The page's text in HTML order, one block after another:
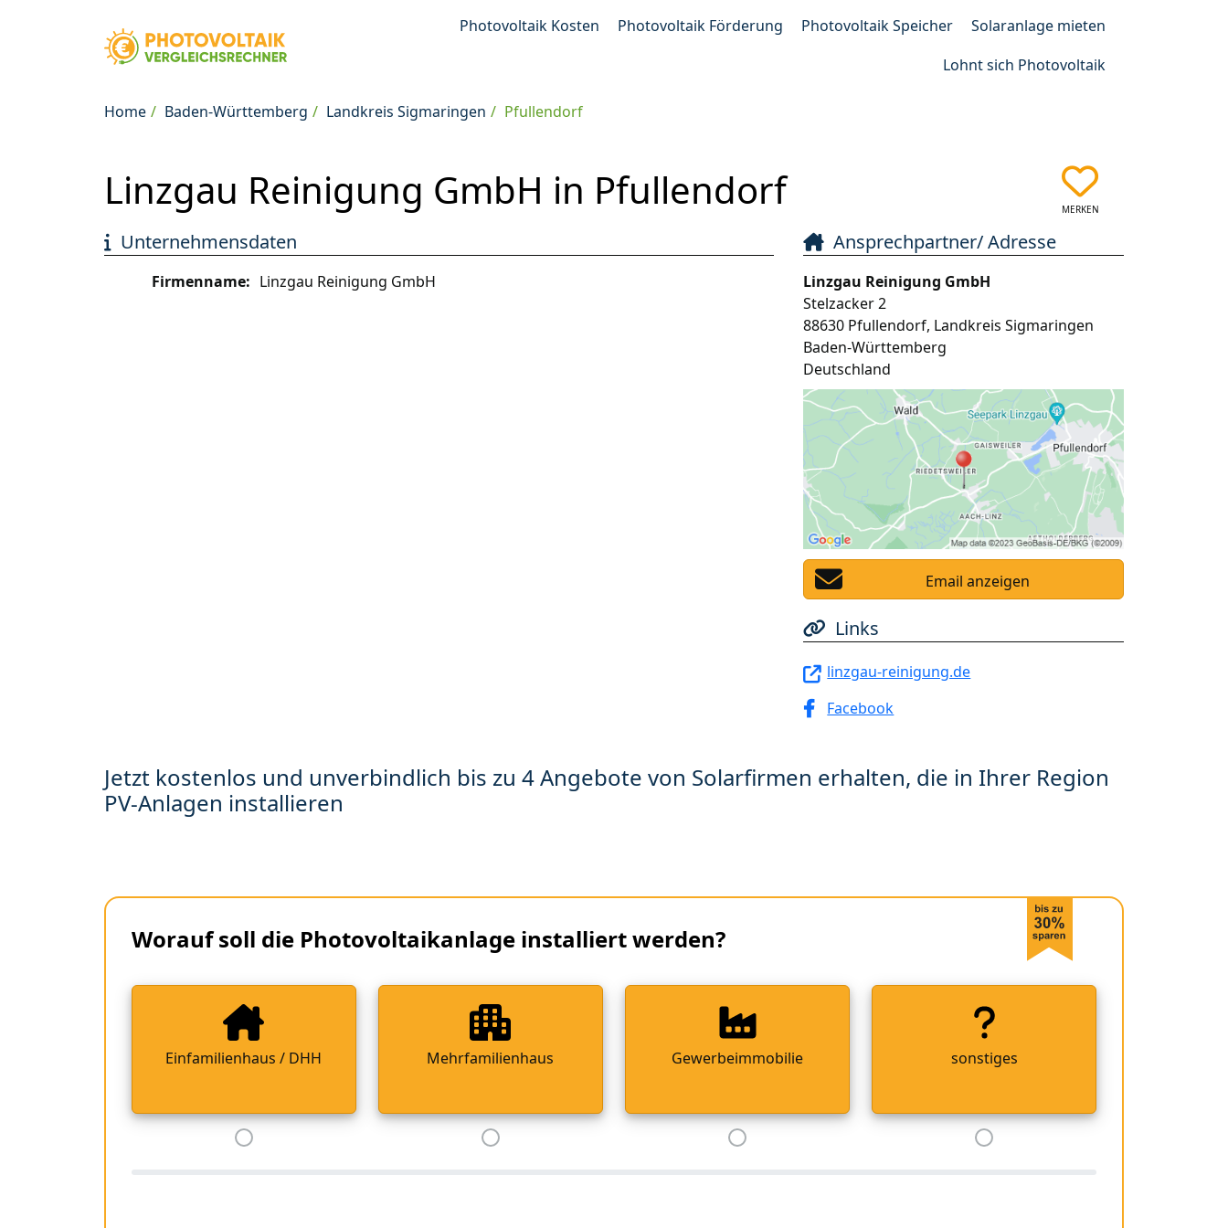
Photovoltaik Kosten Photovoltaik Förderung Photovoltaik Speicher
Solaranlage mieten
Lohnt sich Photovoltaik
Home Baden-Württemberg Landkreis Sigmaringen Pfullendorf
Linzgau Reinigung GmbH in Pfullendorf MERKEN
Unternehmensdaten
Firmenname: Linzgau Reinigung GmbH
Ansprechpartner/ Adresse
Linzgau Reinigung GmbH
Stelzacker 2
88630 Pfullendorf, Landkreis Sigmaringen
Baden-Württemberg
Deutschland
Email anzeigen
Links
linzgau-reinigung.de
Facebook
Jetzt kostenlos und unverbindlich bis zu 4 Angebote von Solarfirmen erhalten, die in Ihrer Region
PV-Anlagen installieren
Worauf soll die Photovoltaikanlage installiert werden?
Einfamilienhaus / DHH Mehrfamilienhaus Gewerbeimmobilie sonstiges